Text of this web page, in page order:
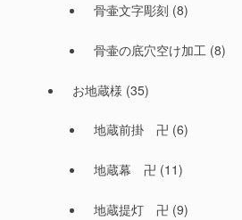
骨壷文字彫刻 (8)
骨壷の底穴空け加工 (8)
お地蔵様 (35)
地蔵前掛 卍 (6)
地蔵幕 卍 (11)
地蔵提灯 卍 (9)